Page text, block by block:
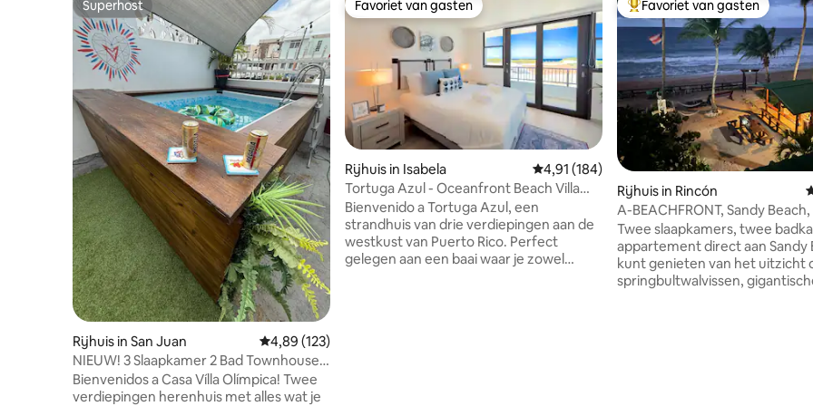
Superhost
Superhost
Rijhuis in San Juan Gemiddelde beoordeling van 4,89 op 5, 123 recensies
4,89 (123)
NIEUW! 3 Slaapkamer 2 Bad Townhouse!
GEWELDIGE LOCATIE! 5 minuten van Isla
Verde & Airport! Wandeling naar
Bienvenidos a Casa Vílla Olímpica! Twee
verdiepingen herenhuis met alles wat je
Favoriet van gasten
Favoriet van gasten
Rijhuis in Isabela Gemiddelde beoordeling van 4,91 op 5, 184
4,91 (184)
Tortuga Azul - Oceanfront Beach Villa
w/Rooftop
Bienvenido a Tortuga Azul, een
strandhuis van drie verdiepingen aan de
westkust van Puerto Rico. Perfect
gelegen aan een baai waar je zowel
Topfavoriet van gasten
Favoriet van gasten
Rijhuis in Rincón
A-BEACHFRONT, Sandy
parkeerplaats, appartement A
Twee slaapkamers, twee
appartement direct aan Sandy
kunt genieten van het uitzicht
springbultwalvissen,